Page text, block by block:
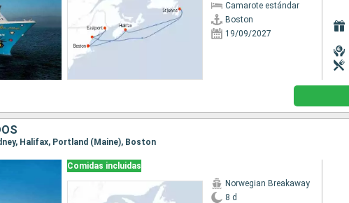
Camarote estándar
Boston
19/09/2027
Halifax, Portland (Maine), Boston
Comidas incluidas
Norwegian Breakaway
8 d